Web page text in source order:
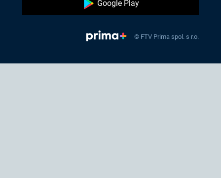
Google Play
© FTV Prima spol. s r.o.